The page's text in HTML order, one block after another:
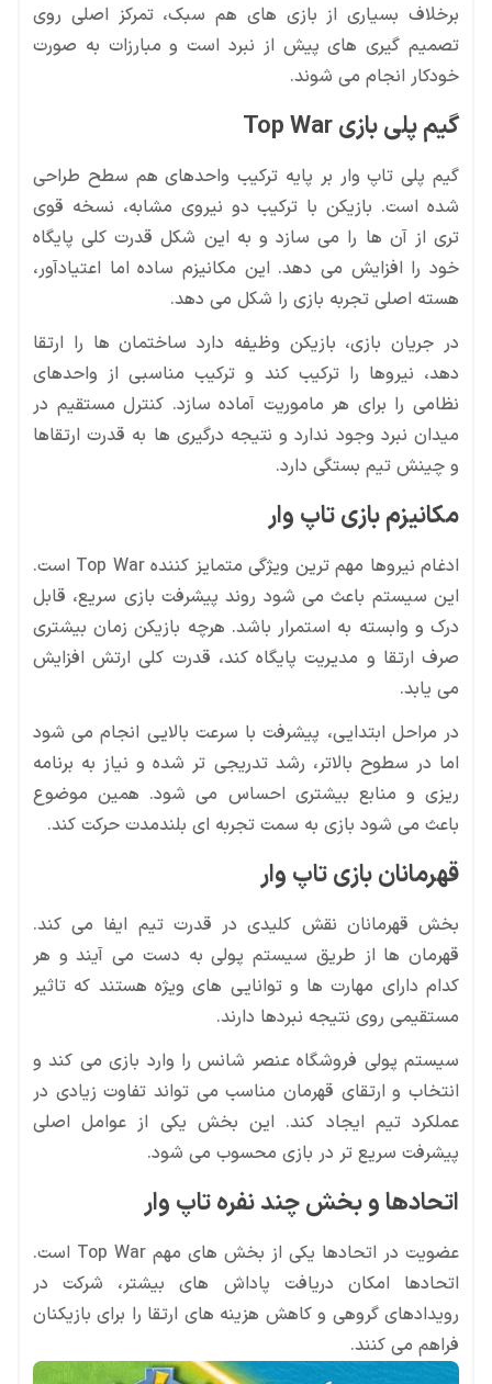
برخلاف بسیاری از بازی های هم سبک، تمرکز اصلی روی
تصمیم گیری های پیش از نبرد است و مبارزات به صورت
خودکار انجام می شوند.
گیم پلی بازی Top War
گیم پلی تاپ وار بر پایه ترکیب واحدهای هم سطح طراحی
شده است. بازیکن با ترکیب دو نیروی مشابه، نسخه قوی
تری از آن ها را می سازد و به این شکل قدرت کلی پایگاه
خود را افزایش می دهد. این مکانیزم ساده اما اعتیادآور،
هسته اصلی تجربه بازی را شکل می دهد.
در جریان بازی، بازیکن وظیفه دارد ساختمان ها را ارتقا
دهد، نیروها را ترکیب کند و ترکیب مناسبی از واحدهای
نظامی را برای هر ماموریت آماده سازد. کنترل مستقیم در
میدان نبرد وجود ندارد و نتیجه درگیری ها به قدرت ارتقاها
و چینش تیم بستگی دارد.
مکانیزم بازی تاپ وار
ادغام نیروها مهم ترین ویژگی متمایز کننده Top War است.
این سیستم باعث می شود روند پیشرفت بازی سریع، قابل
درک و وابسته به استمرار باشد. هرچه بازیکن زمان بیشتری
صرف ارتقا و مدیریت پایگاه کند، قدرت کلی ارتش افزایش
می یابد.
در مراحل ابتدایی، پیشرفت با سرعت بالایی انجام می شود
اما در سطوح بالاتر، رشد تدریجی تر شده و نیاز به برنامه
ریزی و منابع بیشتری احساس می شود. همین موضوع
باعث می شود بازی به سمت تجربه ای بلندمدت حرکت کند.
قهرمانان بازی تاپ وار
بخش قهرمانان نقش کلیدی در قدرت تیم ایفا می کند.
قهرمان ها از طریق سیستم پولی به دست می آیند و هر
کدام دارای مهارت ها و توانایی های ویژه هستند که تاثیر
مستقیمی روی نتیجه نبردها دارند.
سیستم پولی فروشگاه عنصر شانس را وارد بازی می کند و
انتخاب و ارتقای قهرمان مناسب می تواند تفاوت زیادی در
عملکرد تیم ایجاد کند. این بخش یکی از عوامل اصلی
پیشرفت سریع تر در بازی محسوب می شود.
اتحادها و بخش چند نفره تاپ وار
عضویت در اتحادها یکی از بخش های مهم Top War است.
اتحادها امکان دریافت پاداش های بیشتر، شرکت در
رویدادهای گروهی و کاهش هزینه های ارتقا را برای بازیکنان
فراهم می کنند.